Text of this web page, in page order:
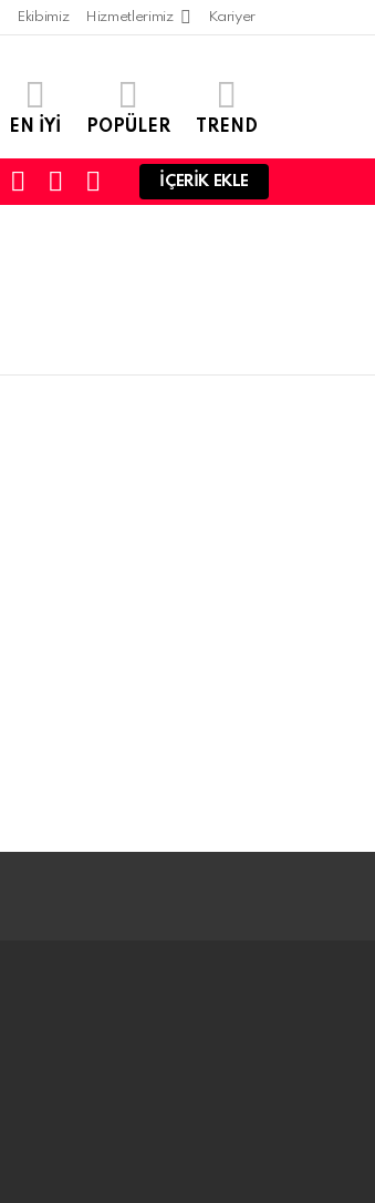
Ekibimiz Hizmetlerimiz Kariyer
EN IYI POPÜLER TREND
SWITCHSEARCHLOGIN
İÇERIK EKLE